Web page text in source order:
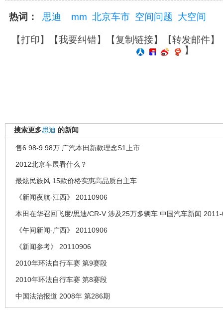
热词： 思迪 mm 北京车市 空间问题 大空间
【打印】【我要纠错】【复制链接】【转发邮件】
】
搜索更多思迪 的新闻
售6.98-9.98万 广汽本田新款理念S1上市
2012北京车展看什么？
最炫民族风 15款价格实惠高品质自主车
《新闻夜航-江西》 20110906
本田在华召回飞度/思迪/CR-V 涉及25万多辆车 中国汽车新闻
《午间新闻-广西》 20110906
《新闻参考》 20110906
2010年环法自行车赛 第9赛段
2010年环法自行车赛 第8赛段
中国法治报道 2008年 第286期